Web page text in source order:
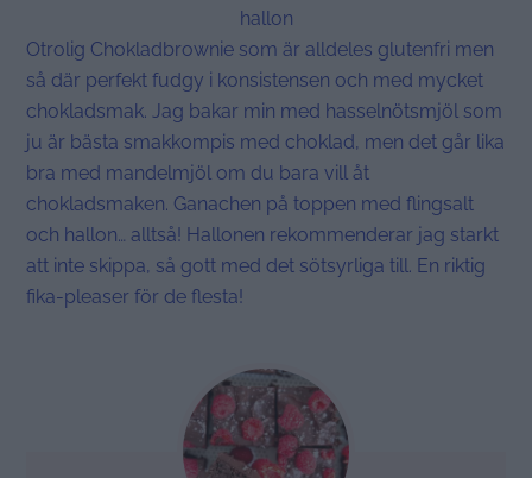
hallon
Otrolig Chokladbrownie som är alldeles glutenfri men
så där perfekt fudgy i konsistensen och med mycket
chokladsmak. Jag bakar min med hasselnötsmjöl som
ju är bästa smakkompis med choklad, men det går lika
bra med mandelmjöl om du bara vill åt
chokladsmaken. Ganachen på toppen med flingsalt
och hallon… alltså! Hallonen rekommenderar jag starkt
att inte skippa, så gott med det sötsyrliga till. En riktig
fika-pleaser för de flesta!